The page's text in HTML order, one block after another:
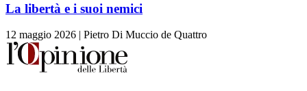
La libertà e i suoi nemici
12 maggio 2026 | Pietro Di Muccio de Quattro